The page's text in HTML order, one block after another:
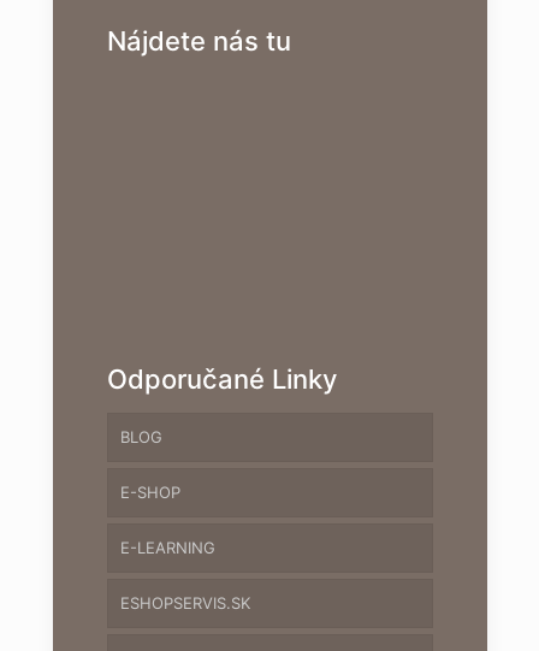
Nájdete nás tu
Odporučané Linky
BLOG
E-SHOP
E-LEARNING
ESHOPSERVIS.SK